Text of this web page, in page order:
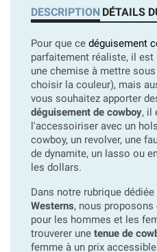
DESCRIPTION DÉTAILS
Pour que ce déguisement
parfaitement réaliste, il est
une chemise à mettre
choisir la couleur), mais
vous souhaitez apporter
déguisement de cowboy, il
l'accessoiriser avec un
cowboy, un revolver, une
de dynamite, un lasso ou
les dollars.
Dans notre rubrique dédiée
Westerns, nous proposons
pour les hommes et les
trouverer une tenue de
femme à un prix